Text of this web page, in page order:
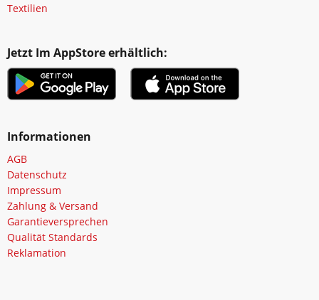
Textilien
Jetzt Im AppStore erhältlich:
Informationen
AGB
Datenschutz
Impressum
Zahlung & Versand
Garantieversprechen
Qualität Standards
Reklamation